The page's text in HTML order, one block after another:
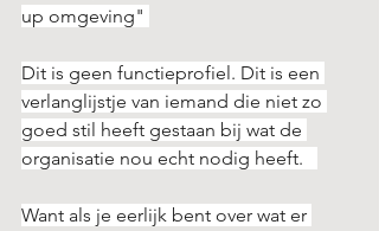
up omgeving"
Dit is geen functieprofiel. Dit is een
verlanglijstje van iemand die niet zo
goed stil heeft gestaan bij wat de
organisatie nou echt nodig heeft.
Want als je eerlijk bent over wat er